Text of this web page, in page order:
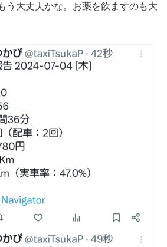
う大丈夫かな。お薬を飲ますのも大